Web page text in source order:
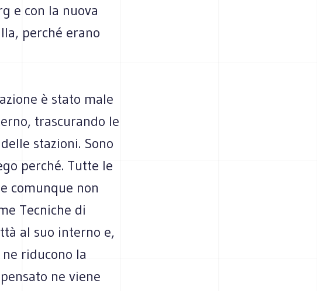
e con la nuova
perché erano
è stato male
trascurando le
stazioni. Sono
perché. Tutte le
comunque non
Tecniche di
al suo interno e,
riducono la
ne viene